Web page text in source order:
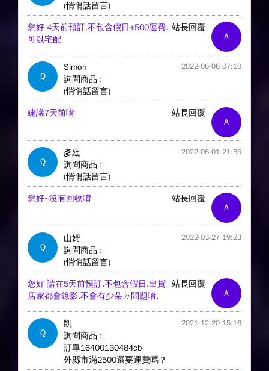
(悄悄話留言)
A
站長回覆
您好 4天前預訂.不包含假日+500運費.
可以宅配
Q
Simon 2022-06-06 07:10
詢問商品 :
(悄悄話留言)
A
站長回覆
建議7天前唷
Q
彥廷 2022-06-01 21:35
詢問商品 :
(悄悄話留言)
A
站長回覆
您好~沒有回收唷
Q
山姆 2022-03-27 19:23
詢問商品 :
(悄悄話留言)
A
站長回覆
您好 請在5天前預訂.不包含假日.出貨
店家都會錄影.不會有少朵ㄉ問題唷.
Q
凱 2021-12-20 15:16
詢問商品 :
訂單16400130484cb
外縣市滿2500還要運費嗎？